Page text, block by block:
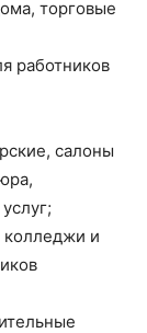
торговые
работников
салоны
колледжи и